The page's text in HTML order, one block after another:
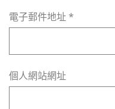
電子郵件地址 *
個人網站網址